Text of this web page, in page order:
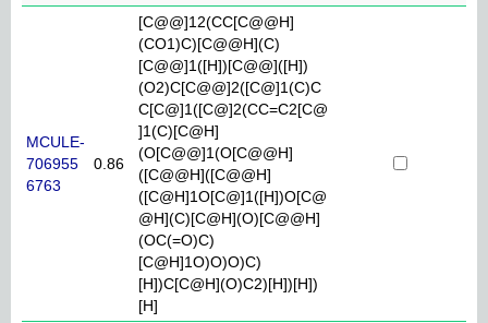
MCULE-
706955
6763
0.86
[C@@]12(CC[C@@H]
(CO1)C)[C@@H](C)
[C@@]1([H])[C@@]([H])
(O2)C[C@@]2([C@]1(C)C
C[C@]1([C@]2(CC=C2[C@
]1(C)[C@H]
(O[C@@]1(O[C@@H]
([C@@H]([C@@H]
([C@H]1O[C@]1([H])O[C@
@H](C)[C@H](O)[C@@H]
(OC(=O)C)
[C@H]1O)O)O)C)
[H])C[C@H](O)C2)[H])[H])
[H]